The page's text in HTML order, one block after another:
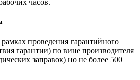
рамках проведения гарантийного
гарантии) по вине производителя
заправок) но не более 500